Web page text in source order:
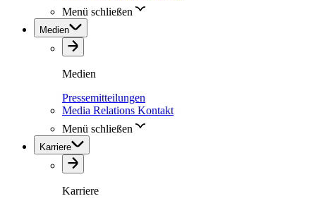
Menü schließen
Medien
Medien
Pressemitteilungen
Media Relations Kontakt
Menü schließen
Karriere
Karriere